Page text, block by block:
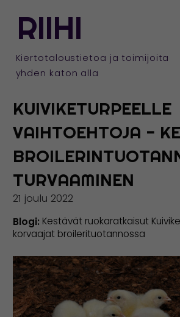
Siirry
sisältöön
RIIHI
Kiertotaloustietoa ja toimijoita
yhden katon alla
KUIVIKETURPEELLE
VAIHTOEHTOJA −
TURVAAMINEN
21 joulu 2022
Blogi: Kestävät ruokaratkaisut
korvaajat broilerituotannossa